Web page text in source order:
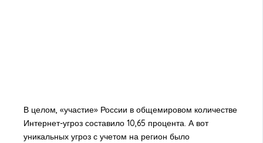
В целом, «участие» России в общемировом количестве
Интернет-угроз составило 10,65 процента. А вот
уникальных угроз с учетом на регион было